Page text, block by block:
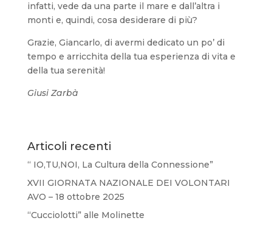
infatti, vede da una parte il mare e dall’altra i
monti e, quindi, cosa desiderare di più?
Grazie, Giancarlo, di avermi dedicato un po’ di
tempo e arricchita della tua esperienza di vita e
della tua serenità!
Giusi Zarbà
Articoli recenti
“ IO,TU,NOI, La Cultura della Connessione”
XVII GIORNATA NAZIONALE DEI VOLONTARI
AVO – 18 ottobre 2025
“Cucciolotti” alle Molinette